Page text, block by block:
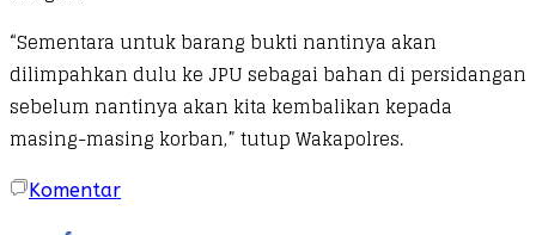
“Sementara untuk barang bukti nantinya akan
dilimpahkan dulu ke JPU sebagai bahan di persidangan
sebelum nantinya akan kita kembalikan kepada
masing-masing korban,” tutup Wakapolres.
Komentar